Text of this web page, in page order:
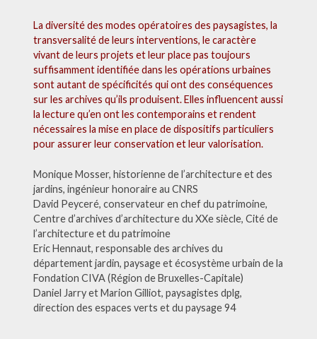
La diversité des modes opératoires des paysagistes, la
transversalité de leurs interventions, le caractère
vivant de leurs projets et leur place pas toujours
suffisamment identifiée dans les opérations urbaines
sont autant de spécificités qui ont des conséquences
sur les archives qu’ils produisent. Elles influencent aussi
la lecture qu’en ont les contemporains et rendent
nécessaires la mise en place de dispositifs particuliers
pour assurer leur conservation et leur valorisation.
Monique Mosser, historienne de l’architecture et des
jardins, ingénieur honoraire au CNRS
David Peyceré, conservateur en chef du patrimoine,
Centre d’archives d’architecture du XXe siècle, Cité de
l’architecture et du patrimoine
Eric Hennaut, responsable des archives du
département jardin, paysage et écosystème urbain de la
Fondation CIVA (Région de Bruxelles-Capitale)
Daniel Jarry et Marion Gilliot, paysagistes dplg,
direction des espaces verts et du paysage 94